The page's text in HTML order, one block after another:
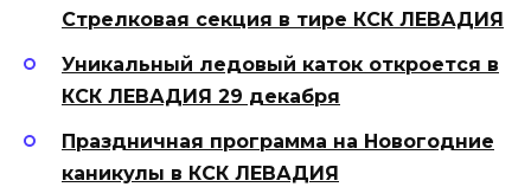
Стрелковая секция в тире КСК ЛЕВАДИЯ
Уникальный ледовый каток откроется в
КСК ЛЕВАДИЯ 29 декабря
Праздничная программа на Новогодние
каникулы в КСК ЛЕВАДИЯ